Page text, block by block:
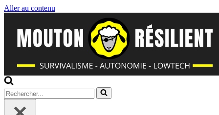
Aller au contenu
Rechercher...